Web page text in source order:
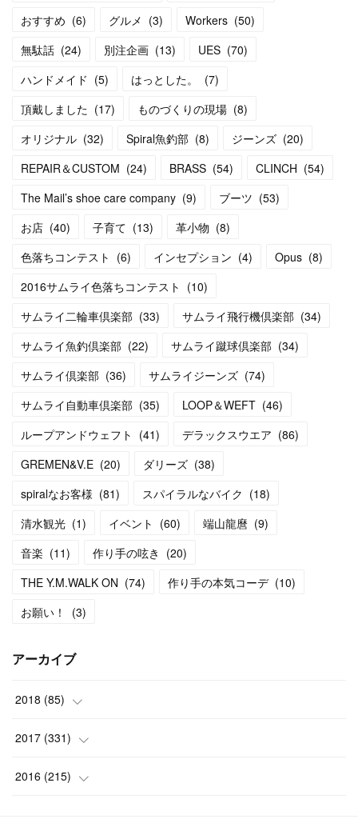
おすすめ (6) グルメ (3) Workers (50)
無駄話 (24) 別注企画 (13) UES (70)
ハンドメイド (5) はっとした。 (7)
頂戴しました (17) ものづくりの現場 (8)
オリジナル (32) Spiral魚釣部 (8) ジーンズ (20)
REPAIR＆CUSTOM (24) BRASS (54) CLINCH (54)
The Mail’s shoe care company (9) ブーツ (53)
お店 (40) 子育て (13) 革小物 (8)
色落ちコンテスト (6) インセプション (4) Opus (8)
2016サムライ色落ちコンテスト (10)
サムライ二輪車倶楽部 (33) サムライ飛行機倶楽部 (34)
サムライ魚釣倶楽部 (22) サムライ蹴球倶楽部 (34)
サムライ倶楽部 (36) サムライジーンズ (74)
サムライ自動車倶楽部 (35) LOOP＆WEFT (46)
ループアンドウェフト (41) デラックスウエア (86)
GREMEN&V.E (20) ダリーズ (38)
spiralなお客様 (81) スパイラルなバイク (18)
清水観光 (1) イベント (60) 端山龍麿 (9)
音楽 (11) 作り手の呟き (20)
THE Y.M.WALK ON (74) 作り手の本気コーデ (10)
お願い！
(3)
アーカイブ
2018 (85)
(9)
(12)
2017 (331)
(23)
2016 (215)